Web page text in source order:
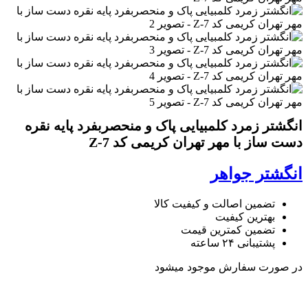
انگشتر زمرد کلمبیایی پاک و منحصربفرد پایه نقره
دست ساز با مهر تهران کریمی کد Z-7
انگشتر جواهر
تضمین اصالت و کیفیت کالا
بهترین کیفیت
تضمین کمترین قیمت
پشتیبانی ۲۴ ساعته
در صورت سفارش موجود میشود